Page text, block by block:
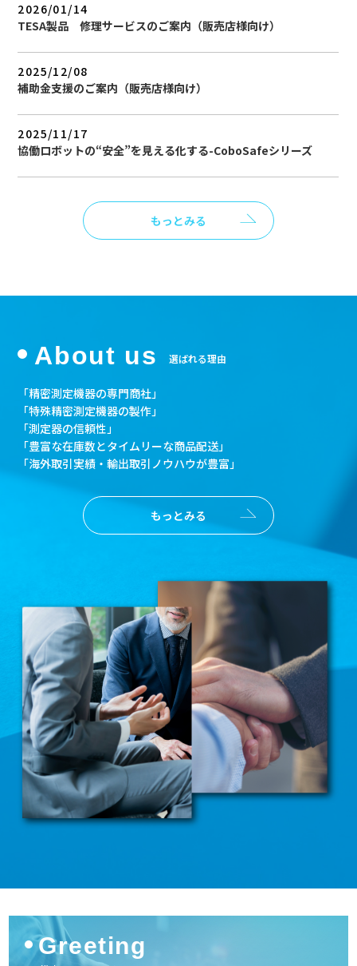
2026/01/14
TESA製品 修理サービスのご案内（販売店様向け）
2025/12/08
補助金支援のご案内（販売店様向け）
2025/11/17
協働ロボットの“安全”を見える化する-CoboSafeシリーズ
もっとみる
About us 選ばれる理由
「精密測定機器の専門商社」
「特殊精密測定機器の製作」
「測定器の信頼性」
「豊富な在庫数とタイムリーな商品配送」
「海外取引実績・輸出取引ノウハウが豊富」
もっとみる
Greeting